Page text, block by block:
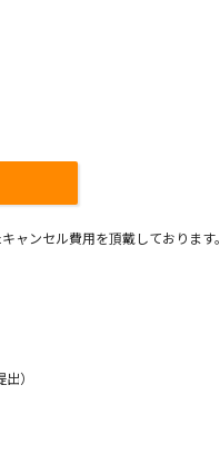
ャンセル費用を頂戴しております。
）